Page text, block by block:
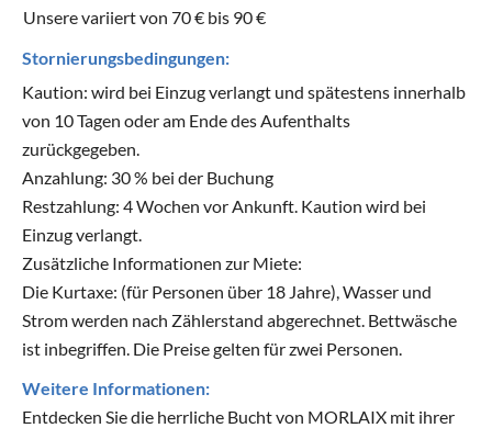
Unsere variiert von 70 € bis 90 €
Stornierungsbedingungen:
Kaution: wird bei Einzug verlangt und spätestens innerhalb
von 10 Tagen oder am Ende des Aufenthalts
zurückgegeben.
Anzahlung: 30 % bei der Buchung
Restzahlung: 4 Wochen vor Ankunft. Kaution wird bei
Einzug verlangt.
Zusätzliche Informationen zur Miete:
Die Kurtaxe: (für Personen über 18 Jahre), Wasser und
Strom werden nach Zählerstand abgerechnet. Bettwäsche
ist inbegriffen. Die Preise gelten für zwei Personen.
Weitere Informationen:
Entdecken Sie die herrliche Bucht von MORLAIX mit ihrer